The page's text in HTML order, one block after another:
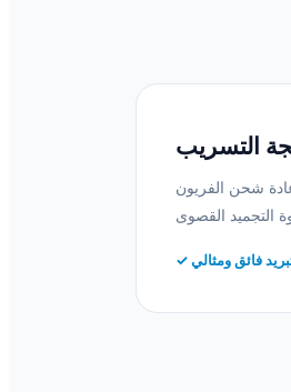
التسريب
شحن الفريون
تبريد فائق ومثالي